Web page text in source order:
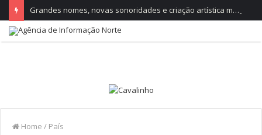
Grandes nomes, novas sonoridades e criação artística marcam a nova temporada do CTAL
Home / País